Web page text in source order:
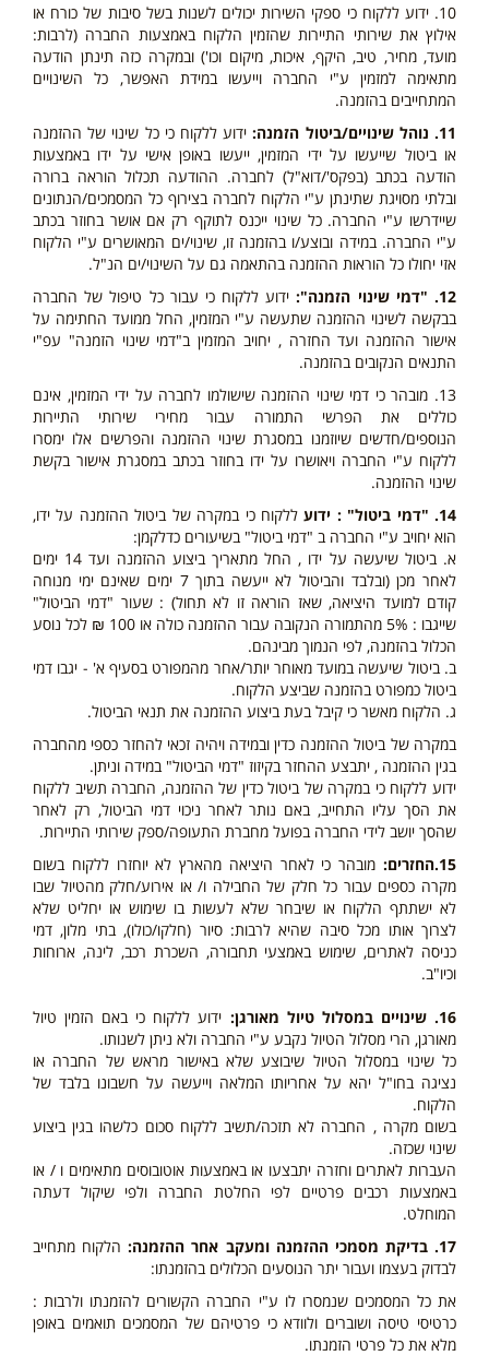
10. ידוע ללקוח כי ספקי השירות יכולים לשנות בשל סיבות של כורח או
אילוץ את שירותי התיירות שהזמין הלקוח באמצעות החברה (לרבות:
מועד, מחיר, טיב, היקף, איכות, מיקום וכו') ובמקרה כזה תינתן הודעה
מתאימה למזמין ע"י החברה וייעשו במידת האפשר, כל השינויים
המתחייבים בהזמנה.
11. נוהל שינויים/ביטול הזמנה:
ידוע ללקוח כי כל שינוי של ההזמנה
או ביטול שייעשו על ידי המזמין, ייעשו באופן אישי על ידו באמצעות
הודעה בכתב (בפקס'/דוא"ל) לחברה. ההודעה תכלול הוראה ברורה
ובלתי מסויגת שתינתן ע"י הלקוח לחברה בצירוף כל המסמכים/הנתונים
שיידרשו ע"י החברה. כל שינוי ייכנס לתוקף רק אם אושר בחוזר בכתב
ע"י החברה. במידה ובוצע/ו בהזמנה זו, שינוי/ים המאושרים ע"י הלקוח
אזי יחולו כל הוראות ההזמנה בהתאמה גם על השינוי/ים הנ"ל.
12. "דמי שינוי הזמנה":
ידוע ללקוח כי עבור כל טיפול של החברה
בבקשה לשינוי ההזמנה שתעשה ע"י המזמין, החל ממועד החתימה על
אישור ההזמנה ועד החזרה , יחויב המזמין ב"דמי שינוי הזמנה" עפ"י
התנאים הנקובים בהזמנה.
13. מובהר כי דמי שינוי ההזמנה שישולמו לחברה על ידי המזמין, אינם
כוללים את הפרשי התמורה עבור מחירי שירותי התיירות
הנוספים/חדשים שיוזמנו במסגרת שינוי ההזמנה והפרשים אלו ימסרו
ללקוח ע"י החברה ויאושרו על ידו בחוזר בכתב במסגרת אישור בקשת
שינוי ההזמנה.
14. "דמי ביטול" : ידוע
ללקוח כי במקרה של ביטול ההזמנה על ידו,
הוא יחויב ע"י החברה ב "דמי ביטול" בשיעורים כדלקמן:
א. ביטול שיעשה על ידו , החל מתאריך ביצוע ההזמנה ועד 14 ימים
לאחר מכן (ובלבד והביטול לא ייעשה בתוך 7 ימים שאינם ימי מנוחה
קודם למועד היציאה, שאז הוראה זו לא תחול) : שעור "דמי הביטול"
שייגבו : 5% מהתמורה הנקובה עבור ההזמנה כולה או 100 ₪ לכל נוסע
הכלול בהזמנה, לפי הנמוך מבינהם.
ב. ביטול שיעשה במועד מאוחר יותר/אחר מהמפורט בסעיף א' - יגבו דמי
ביטול כמפורט בהזמנה שביצע הלקוח.
ג. הלקוח מאשר כי קיבל בעת ביצוע ההזמנה את תנאי הביטול.
במקרה של ביטול ההזמנה כדין ובמידה ויהיה זכאי להחזר כספי מהחברה
בגין ההזמנה , יתבצע ההחזר בקיזוז "דמי הביטול" במידה וניתן.
ידוע ללקוח כי במקרה של ביטול כדין של ההזמנה, החברה תשיב ללקוח
את הסך עליו התחייב, באם נותר לאחר ניכוי דמי הביטול, רק לאחר
שהסך יושב לידי החברה בפועל מחברת התעופה/ספק שירותי התיירות.
15.החזרים:
מובהר כי לאחר היציאה מהארץ לא יוחזרו ללקוח בשום
מקרה כספים עבור כל חלק של החבילה ו/ או אירוע/חלק מהטיול שבו
לא ישתתף הלקוח או שיבחר שלא לעשות בו שימוש או יחליט שלא
לצרוך אותו מכל סיבה שהיא לרבות: סיור (חלקו/כולו), בתי מלון, דמי
כניסה לאתרים, שימוש באמצעי תחבורה, השכרת רכב, לינה, ארוחות
וכיו"ב.
16. שינויים במסלול טיול מאורגן:
ידוע ללקוח כי באם הזמין טיול
מאורגן, הרי מסלול הטיול נקבע ע"י החברה ולא ניתן לשנותו.
כל שינוי במסלול הטיול שיבוצע שלא באישור מראש של החברה או
נציגה בחו"ל יהא על אחריותו המלאה וייעשה על חשבונו בלבד של
הלקוח.
בשום מקרה , החברה לא תזכה/תשיב ללקוח סכום כלשהו בגין ביצוע
שינוי שכזה.
העברות לאתרים וחזרה יתבצעו או באמצעות אוטובוסים מתאימים ו / או
באמצעות רכבים פרטיים לפי החלטת החברה ולפי שיקול דעתה
המוחלט.
17. בדיקת מסמכי ההזמנה ומעקב אחר ההזמנה:
הלקוח מתחייב
לבדוק בעצמו ועבור יתר הנוסעים הכלולים בהזמנתו:
את כל המסמכים שנמסרו לו ע"י החברה הקשורים להזמנתו ולרבות :
כרטיסי טיסה ושוברים ולוודא כי פרטיהם של המסמכים תואמים באופן
מלא את כל פרטי הזמנתו.